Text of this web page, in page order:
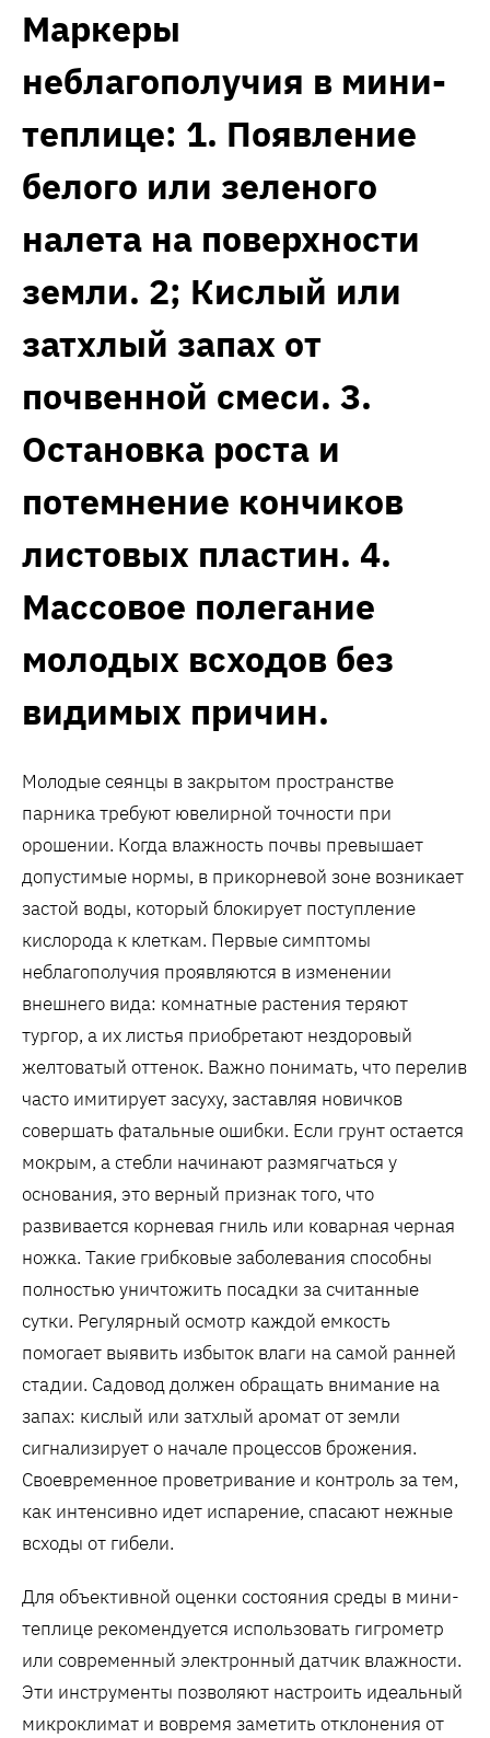
Маркеры
неблагополучия в мини-
теплице: 1. Появление
белого или зеленого
налета на поверхности
земли. 2; Кислый или
затхлый запах от
почвенной смеси. 3.
Остановка роста и
потемнение кончиков
листовых пластин. 4.
Массовое полегание
молодых всходов без
видимых причин.
Молодые сеянцы в закрытом пространстве
парника требуют ювелирной точности при
орошении. Когда влажность почвы превышает
допустимые нормы, в прикорневой зоне возникает
застой воды, который блокирует поступление
кислорода к клеткам. Первые симптомы
неблагополучия проявляются в изменении
внешнего вида: комнатные растения теряют
тургор, а их листья приобретают нездоровый
желтоватый оттенок. Важно понимать, что перелив
часто имитирует засуху, заставляя новичков
совершать фатальные ошибки. Если грунт остается
мокрым, а стебли начинают размягчаться у
основания, это верный признак того, что
развивается корневая гниль или коварная черная
ножка. Такие грибковые заболевания способны
полностью уничтожить посадки за считанные
сутки. Регулярный осмотр каждой емкость
помогает выявить избыток влаги на самой ранней
стадии. Садовод должен обращать внимание на
запах: кислый или затхлый аромат от земли
сигнализирует о начале процессов брожения.
Своевременное проветривание и контроль за тем,
как интенсивно идет испарение, спасают нежные
всходы от гибели.
Для объективной оценки состояния среды в мини-
теплице рекомендуется использовать гигрометр
или современный электронный датчик влажности.
Эти инструменты позволяют настроить идеальный
микроклимат и вовремя заметить отклонения от